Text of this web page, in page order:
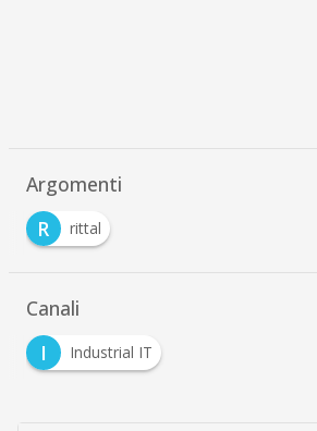
Argomenti
R
rittal
Canali
I
Industrial IT